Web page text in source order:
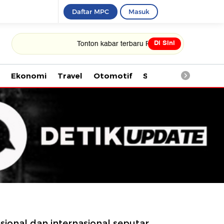
Daftar MPC Masuk
Tonton kabar terbaru PIALA DUNIA 2026Di Sini
Ekonomi Travel Otomotif Saintek